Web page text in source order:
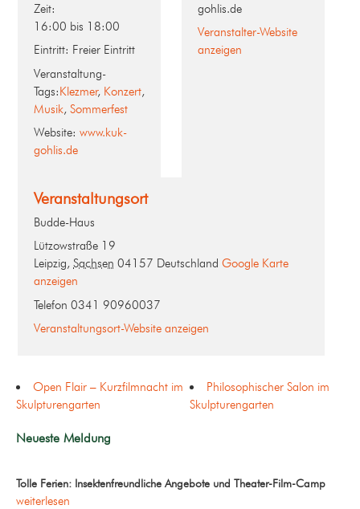
Zeit:
16:00 bis 18:00
Eintritt: Freier Eintritt
Veranstaltung-
Tags:Klezmer, Konzert,
Musik, Sommerfest
Website: www.kuk-
gohlis.de
Veranstaltungsort
Budde-Haus
Lützowstraße 19
Leipzig, Sachsen 04157 Deutschland Google Karte
anzeigen
Telefon 0341 90960037
Veranstaltungsort-Website anzeigen
gohlis.de
Veranstalter-Website
anzeigen
Open Flair – Kurzfilmnacht im
Skulpturengarten
Philosophischer Salon im
Skulpturengarten
Neueste Meldung
Tolle Ferien: Insektenfreundliche Angebote und Theater-Film-Camp
weiterlesen